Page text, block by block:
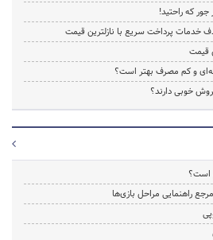
که راحتید!
خدمات پرداخت سریع با نازلترین قیمت
قیمت
و کم مصرف بهتر است؟
خوبی دارند؟
است؟
راهنمایی مراحل بازی‌ها